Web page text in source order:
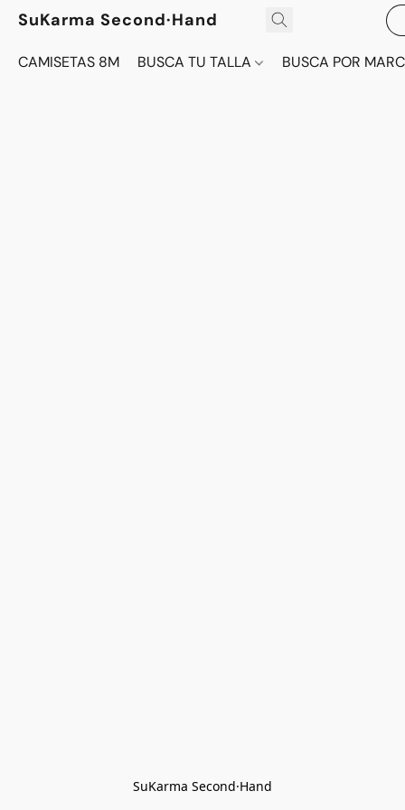
SuKarma Second·Hand
CAMISETAS 8M BUSCA TU TALLA BUSCA POR
SuKarma Second·Hand